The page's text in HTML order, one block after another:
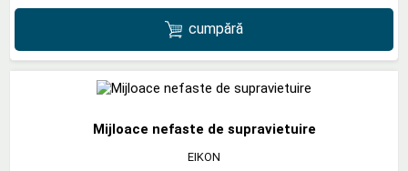
cumpără
Mijloace nefaste de supravietuire
EIKON